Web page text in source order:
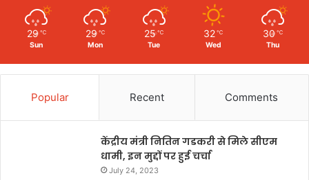
29 ℃
Sun
29 ℃
Mon
25 ℃
Tue
32 ℃
Wed
30 ℃
Thu
Popular Recent Comments
केंद्रीय मंत्री नितिन गडकरी से मिले सीएम
धामी, इन मुद्दों पर हुई चर्चा
July 24, 2023